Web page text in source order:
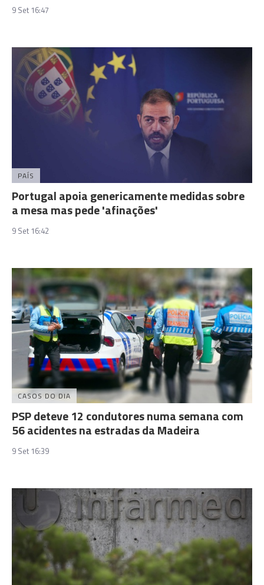
9 Set 16:47
PAÍS
Portugal apoia genericamente medidas sobre
a mesa mas pede 'afinações'
9 Set 16:42
CASOS DO DIA
PSP deteve 12 condutores numa semana com
56 acidentes na estradas da Madeira
9 Set 16:39